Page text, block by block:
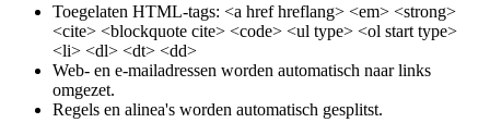
Toegelaten HTML-tags: <a href hreflang> <em> <strong>
<cite> <blockquote cite> <code> <ul type> <ol start type>
<li> <dl> <dt> <dd>
Web- en e-mailadressen worden automatisch naar links
omgezet.
Regels en alinea's worden automatisch gesplitst.